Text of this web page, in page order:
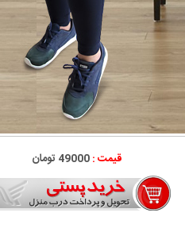
قیمت :49000 تومان